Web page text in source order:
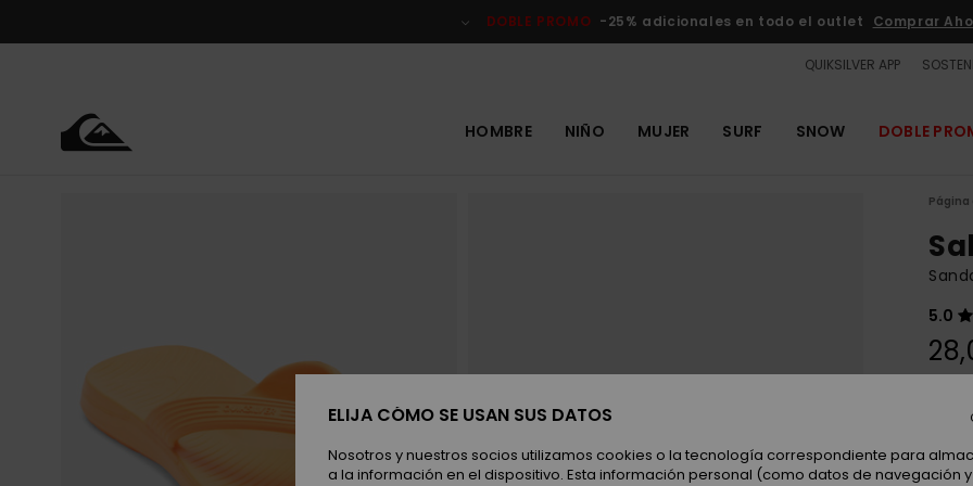
del
DOBLE PROMO -25% adicionales en todo el outlet Comprar
QUIKSILVER APP
HOMBRE NIÑO MUJER SURF SNOW DOBLE
Página
5.0
ELIJA CÓMO SE USAN SUS DATOS
Nosotros y nuestros socios utilizamos cookies o la tecnología correspondiente para
a la información en el dispositivo. Esta información personal (como datos de navegación